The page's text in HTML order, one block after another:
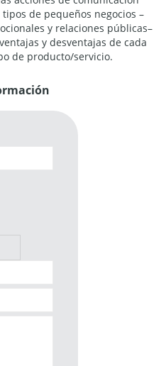
de pequeños negocios –
y relaciones públicas–
y desventajas de cada
de producto/servicio.